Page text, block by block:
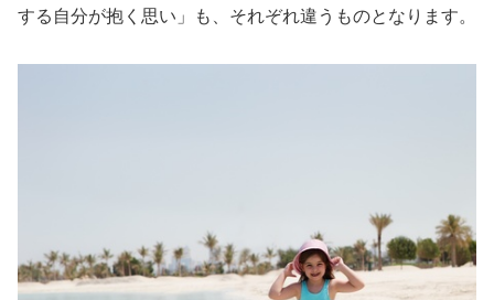
する自分が抱く思い」も、それぞれ違うものとなります。